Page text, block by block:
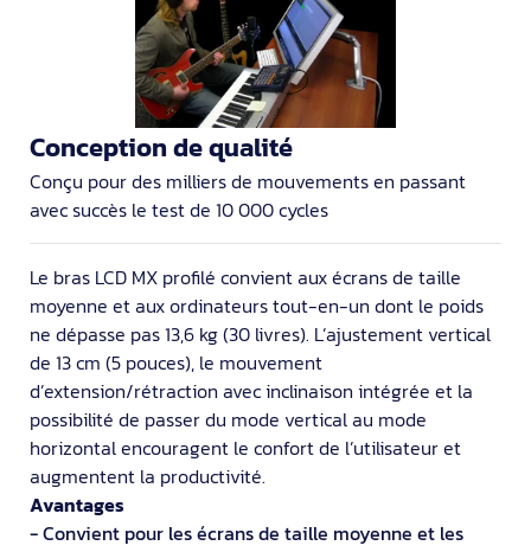
Conception de qualité
Conçu pour des milliers de mouvements en passant
avec succès le test de 10 000 cycles
Le bras LCD MX profilé convient aux écrans de taille
moyenne et aux ordinateurs tout-en-un dont le poids
ne dépasse pas 13,6 kg (30 livres). L’ajustement vertical
de 13 cm (5 pouces), le mouvement
d’extension/rétraction avec inclinaison intégrée et la
possibilité de passer du mode vertical au mode
horizontal encouragent le confort de l’utilisateur et
augmentent la productivité.
Avantages
- Convient pour les écrans de taille moyenne et les